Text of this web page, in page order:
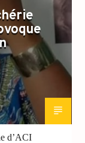
d’ACI